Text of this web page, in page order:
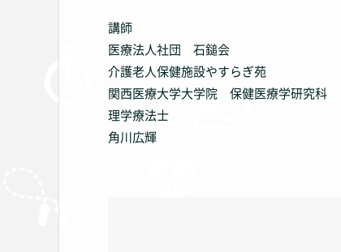
講師
医療法人社団 石鎚会
介護老人保健施設やすらぎ苑
関西医療大学大学院 保健医療学研究科
理学療法士
角川広輝